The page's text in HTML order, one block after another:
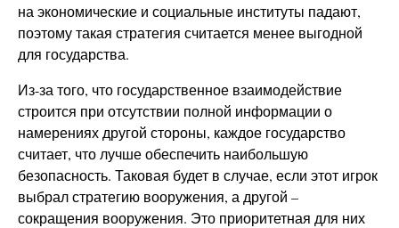
на экономические и социальные институты падают,
поэтому такая стратегия считается менее выгодной
для государства.
Из-за того, что государственное взаимодействие
строится при отсутствии полной информации о
намерениях другой стороны, каждое государство
считает, что лучше обеспечить наибольшую
безопасность. Таковая будет в случае, если этот игрок
выбрал стратегию вооружения, а другой –
сокращения вооружения. Это приоритетная для них